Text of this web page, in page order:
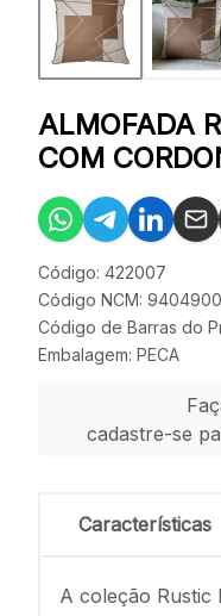
ALMOFADA
COM
Código: 422007
Código NCM:
Código de Barras do
Embalagem: PECA
cadastre-se
Características
A coleção Rustic